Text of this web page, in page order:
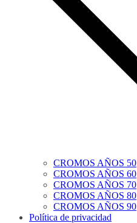
CROMOS AÑOS 50
CROMOS AÑOS 60
CROMOS AÑOS 70
CROMOS AÑOS 80
CROMOS AÑOS 90
Política de privacidad